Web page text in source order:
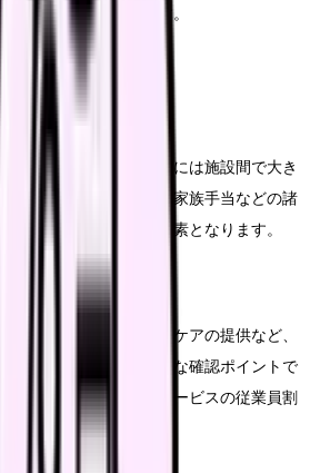
ることをお勧めします。
が、その他の福利厚生には施設間で大き
給の上限、住宅手当、家族手当などの諸
遇を左右する重要な要素となります。
補助、メンタルヘルスケアの提供など、
るサポート体制も重要な確認ポイントで
供している美容医療サービスの従業員割
す。